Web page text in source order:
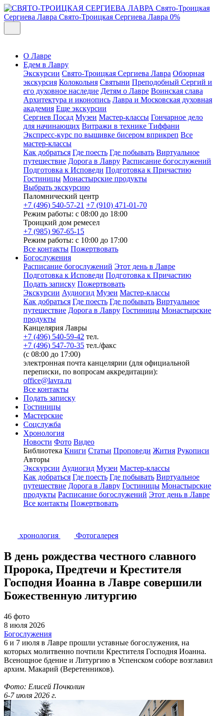
Свято-Троицкая
Сергиева Лавра Свято-Троицкая Сергиева Лавра 0%
О Лавре
Едем в Лавру
Экскурсии Свято-Троицкая Сергиева Лавра Обзорная
экскурсия Колокольня Святыни Преподобный Сергий и
его духовное наследие Детям о Лавре Воинская слава
Архитектура и иконопись Лавра и Московская духовная
академия Еще экскурсии
Сергиев Посад Музеи Мастер-классы Гончарное дело
для начинающих Витражи в технике Тиффани
Экспресс-курс по вышивке бисером вприкреп Все
мастер-классы
Как добраться Где поесть Где побывать Виртуальное
путешествие Дорога в Лавру Расписание богослужений
Подготовка к Исповеди Подготовка к Причастию
Гостиницы Монастырские продукты
Выбрать экскурсию
Паломнический центр
+7 (496) 540-57-21 +7 (910) 471-01-70
Режим работы: с 08:00 до 18:00
Троицкий дом ремесел
+7 (985) 967-65-15
Режим работы: с 10:00 до 17:00
Все контакты Пожертвовать
Богослужения
Расписание богослужений Этот день в Лавре
Подготовка к Исповеди Подготовка к Причастию
Подать записку Пожертвовать
Экскурсии Аудиогид Музеи Мастер-классы
Как добраться Где поесть Где побывать Виртуальное
путешествие Дорога в Лавру Гостиницы Монастырские
продукты
Канцелярия Лавры
+7 (496) 540-59-42 тел.
+7 (496) 547-70-35 тел./факс
(с 08:00 до 17:00)
электронная почта канцелярии (для официальной
переписки, по вопросам аккредитации):
office@lavra.ru
Все контакты
Подать записку
Гостиницы
Мастерские
Соцслужба
Хронология
Новости Фото Видео
Библиотека Книги Статьи Проповеди Жития Рукописи
Авторы
Экскурсии Аудиогид Музеи Мастер-классы
Как добраться Где поесть Где побывать Виртуальное
путешествие Дорога в Лавру Гостиницы Монастырские
продукты Расписание богослужений Этот день в Лавре
Все контакты Пожертвовать
хронология Фотогалерея
В день рождества честного славного
Пророка, Предтечи и Крестителя
Господня Иоанна в Лавре совершили
Божественную литургию
46 фото
8 июля 2026
Богослужения
6 и 7 июля в Лавре прошли уставные богослужения, на
которых молитвенно почтили Крестителя Господня Иоанна.
Всенощное бдение и Литургию в Успенском соборе возглавил
архим. Макарий (Веретенников).
Фото: Елисей Почколин
6-7 июля 2026 г.